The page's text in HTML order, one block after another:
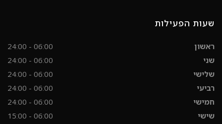
שעות הפעילות
ראשון
06:00 - 24:00
שני
06:00 - 24:00
שלישי
06:00 - 24:00
רביעי
06:00 - 24:00
חמישי
06:00 - 24:00
שישי
06:00 - 15:00